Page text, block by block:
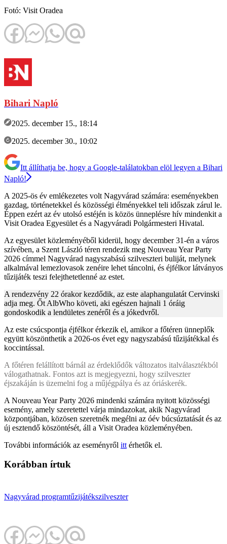
Fotó: Visit Oradea
Bihari Napló
2025. december 15., 18:14
2025. december 30., 10:02
Itt állíthatja be, hogy a Google-találatokban elöl legyen a Bihari
Napló!
A 2025-ös év emlékezetes volt Nagyvárad számára: eseményekben
gazdag, történetekkel és közösségi élményekkel teli időszak zárul le.
Éppen ezért az év utolsó estéjén is közös ünneplésre hív mindenkit a
Visit Oradea Egyesület és a Nagyváradi Polgármesteri Hivatal.
Az egyesület közleményéből kiderül, hogy december 31-én a város
szívében, a Szent László téren rendezik meg Nouveau Year Party
2026 címmel Nagyvárad nagyszabású szilveszteri buliját, melynek
alkalmával lemezlovasok zenéire lehet táncolni, és éjfélkor látványos
tűzijáték teszi felejthetetlenné az estet.
A rendezvény 22 órakor kezdődik, az este alaphangulatát Cervinski
adja meg. Őt AlbWho követi, aki egészen hajnali 1 óráig
gondoskodik a lendületes zenéről és a jókedvről.
Az este csúcspontja éjfélkor érkezik el, amikor a főtéren ünneplők
együtt köszönthetik a 2026-os évet egy nagyszabású tűzijátékkal és
koccintással.
A főtéren felállított bárnál az érdeklődők változatos italválasztékból
válogathatnak. Fontos azt is megjegyezni, hogy szilveszter
éjszakáján is üzemelni fog a műjégpálya és az óriáskerék.
A Nouveau Year Party 2026 mindenki számára nyitott közösségi
esemény, amely szeretettel várja mindazokat, akik Nagyvárad
központjában, közösen szeretnék megélni az óév búcsúztatását és az
új esztendő köszöntését, áll a Visit Oradea közleményében.
További információk az eseményről itt érhetők el.
Korábban írtuk
Nagyvárad programtűzijátékszilveszter